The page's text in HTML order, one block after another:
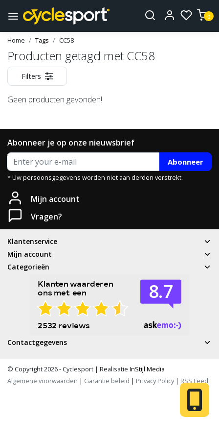
0
Home Tags CC58
Producten getagd met CC58
Filters
Geen producten gevonden!
Abonneer je op onze nieuwsbrief
Abonneer
* Uw persoonsgegevens worden niet aan derden verstrekt.
Mijn account
Vragen?
Klantenservice
Mijn account
Categorieën
Contactgegevens
© Copyright 2026 - Cyclesport | Realisatie InStijl Media
Algemene voorwaarden | Garantie beleid | Privacy Policy| RSS Feed